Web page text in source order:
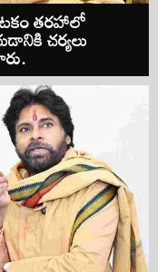
తరహాలో
చర్యలు